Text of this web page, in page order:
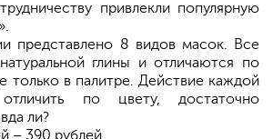
привлекли популярную
представлено 8 видов масок. Все
глины и отличаются по
только в палитре. Действие каждой
по цвету, достаточно
ли?
– 390 рублей.